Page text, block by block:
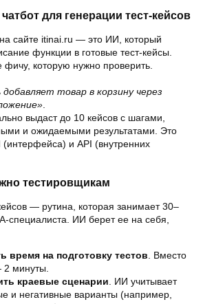
для генерации тест-кейсов
сайте itinai.ru — это ИИ, который
функции в готовые тест-кейсы.
фичу, которую нужно проверить.
товар в корзину через
.
выдаст до 10 кейсов с шагами,
и ожидаемыми результатами. Это
(интерфейса) и API (внутренних
тестировщикам
— рутина, которая занимает 30–
специалиста. ИИ берет ее на себя,
время на подготовку тестов. Вместо
2 минуты.
краевые сценарии. ИИ учитывает
и негативные варианты (например,